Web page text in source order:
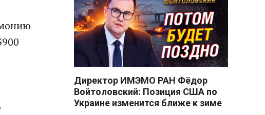
Директор ИМЭМО РАН Фёдор
Войтоловский: Позиция США по
Украине изменится ближе к зиме